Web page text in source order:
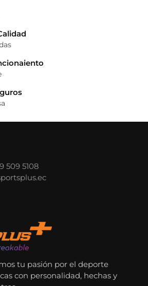
509 5108
tu pasión por el deporte
con personalidad, hechas y